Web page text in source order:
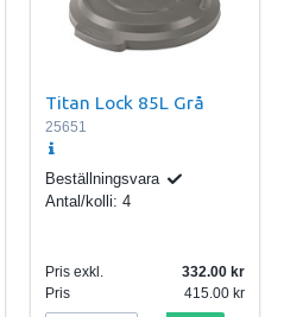
Titan Lock 85L Grå
25651
Beställningsvara
Antal/kolli: 4
Pris exkl.
332.00
Pris
415.00